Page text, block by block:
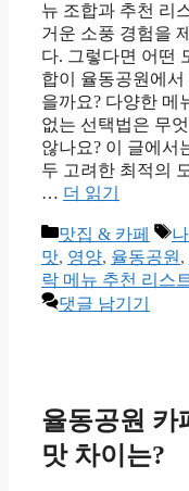
뉴 조합과 추천 리
거운 소풍 경험을
다. 그렇다면 어떤
합이 율동공원에
을까요? 다양한 메
없는 선택법은 무
않나요? 이 글에서
두 고려한 최적의
… 더 읽기
카
테
고
리
맛집 & 카페
태
그
맛, 영양, 율동공원 ,
락 메뉴 추천 리스
댓글 남기기
율동공원 카
맛 차이는?